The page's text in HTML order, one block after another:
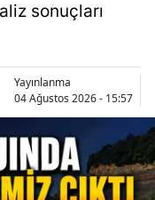
sonuçları
Yayınlanma
04 Ağustos 2026 - 15:57